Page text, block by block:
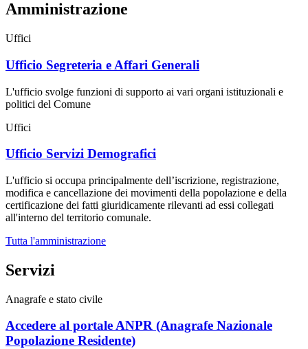
Amministrazione
Uffici
Ufficio Segreteria e Affari Generali
L'ufficio svolge funzioni di supporto ai vari organi istituzionali e
politici del Comune
Uffici
Ufficio Servizi Demografici
L'ufficio si occupa principalmente dell’iscrizione, registrazione,
modifica e cancellazione dei movimenti della popolazione e della
certificazione dei fatti giuridicamente rilevanti ad essi collegati
all'interno del territorio comunale.
Tutta l'amministrazione
Servizi
Anagrafe e stato civile
Accedere al portale ANPR (Anagrafe Nazionale
Popolazione Residente)